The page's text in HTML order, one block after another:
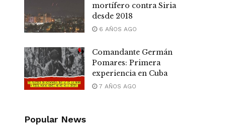
mortífero contra Siria
desde 2018
6 AÑOS AGO
Comandante Germán
Pomares: Primera
experiencia en Cuba
7 AÑOS AGO
Popular News